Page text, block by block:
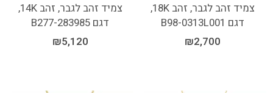
צמיד זהב לגבר, זהב 18K,
דגם B98-0313L001
₪2,700
צמיד זהב לגבר, זהב 14K,
דגם B277-283985
₪5,120